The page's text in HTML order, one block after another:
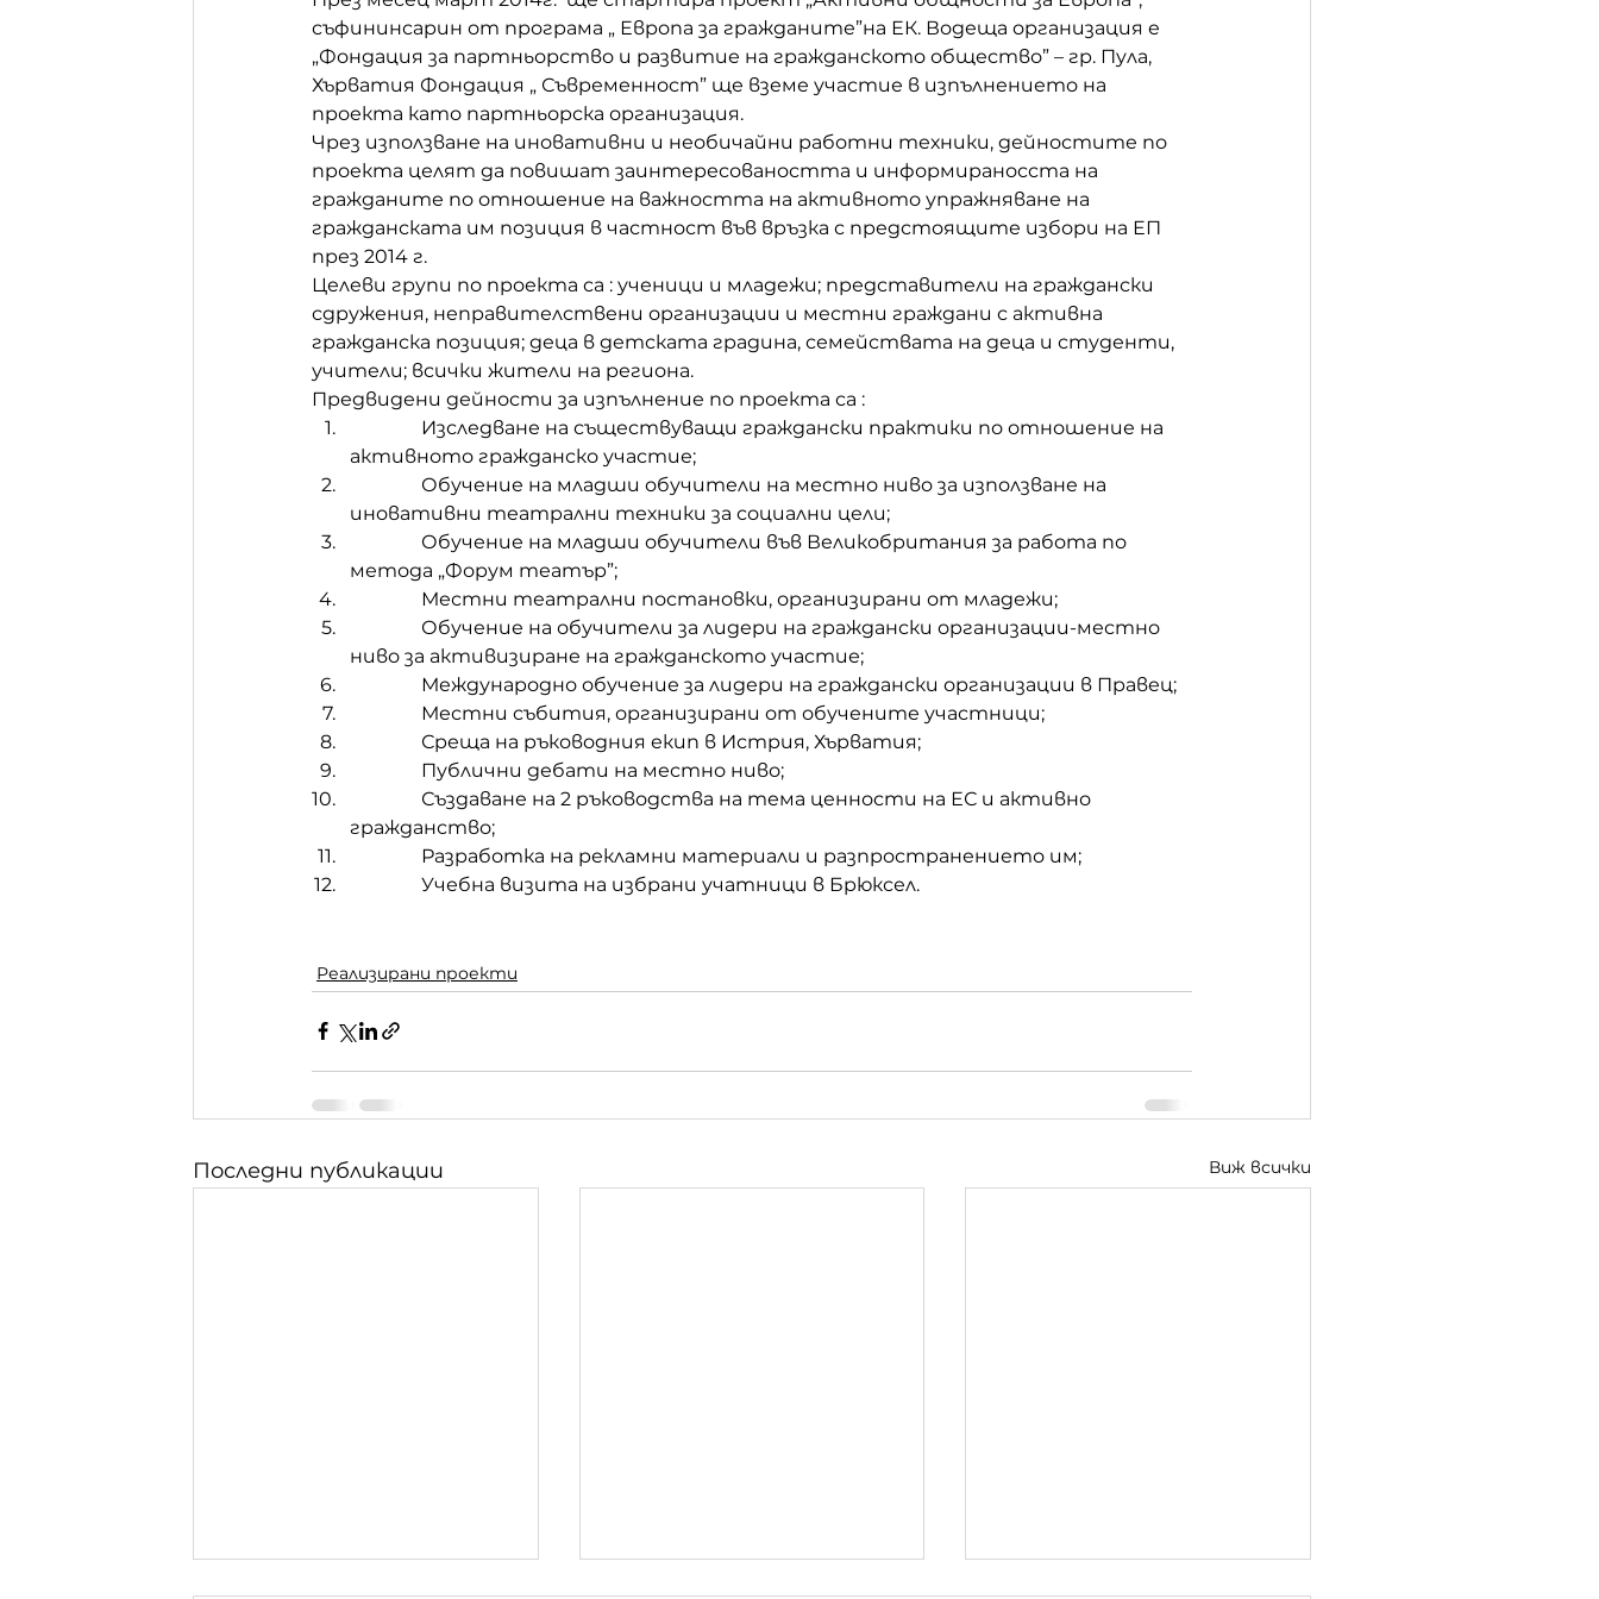
съфининсарин от програма „ Европа за гражданите”на ЕК. Водеща организация е
„Фондация за партньорство и развитие на гражданското общество” – гр. Пула,
Хърватия Фондация „ Съвременност” ще вземе участие в изпълнението на
проекта като партньорска организация.
Чрез използване на иновативни и необичайни работни техники, дейностите по
проекта целят да повишат заинтересоваността и информираносста на
гражданите по отношение на важността на активното упражняване на
гражданската им позиция в частност във връзка с предстоящите избори на ЕП
през 2014 г.
Целеви групи по проекта са : ученици и младежи; представители на граждански
сдружения, неправителствени организации и местни граждани с активна
гражданска позиция; деца в детската градина, семействата на деца и студенти,
учители; всички жители на региона.
Предвидени дейности за изпълнение по проекта са :
Изследване на съществуващи граждански практики по отношение на
активното гражданско участие;
Обучение на младши обучители на местно ниво за използване на
иновативни театрални техники за социални цели;
Обучение на младши обучители във Великобритания за работа по
метода „Форум театър”;
Местни театрални постановки, организирани от младежи;
Обучение на обучители за лидери на граждански организации-местно
ниво за активизиране на гражданското участие;
Международно обучение за лидери на граждански организации в Правец;
Местни събития, организирани от обучените участници;
Среща на ръководния екип в Истрия, Хърватия;
Публични дебати на местно ниво;
Създаване на 2 ръководства на тема ценности на ЕС и активно
гражданство;
Разработка на рекламни материали и разпространението им;
Учебна визита на избрани учатници в Брюксел.
Реализирани проекти
Последни публикации Виж всички